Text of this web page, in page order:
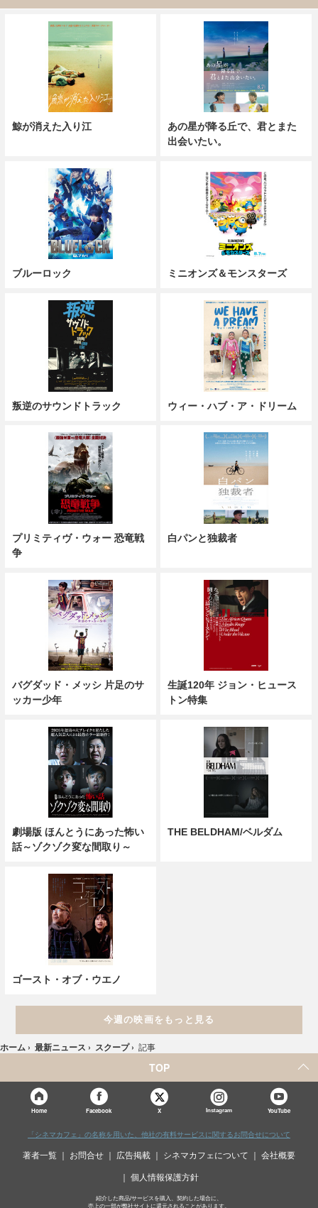
鯨が消えた入り江
あの星が降る丘で、君とまた
出会いたい。
ブルーロック ミニオンズ＆モンスターズ
叛逆のサウンドトラック ウィー・ハブ・ア・ドリーム
プリミティヴ・ウォー 恐竜戦
争
白パンと独裁者
バグダッド・メッシ 片足のサ
ッカー少年
生誕120年 ジョン・ヒュース
トン特集
劇場版 ほんとうにあった怖い
話～ゾクゾク変な間取り～
THE BELDHAM/ベルダム
ゴースト・オブ・ウエノ
今週の映画をもっと見る
ホーム › 最新ニュース › スクープ › 記事
TOP
Home Facebook X Instagram YouTube
「シネマカフェ」の名称を用いた、他社の有料サービスに関するお問合せについて
著者一覧 お問合せ 広告掲載 シネマカフェについて 会社概要
個人情報保護方針
紹介した商品/サービスを購入、契約した場合に、
売上の一部が弊社サイトに還元されることがあります。